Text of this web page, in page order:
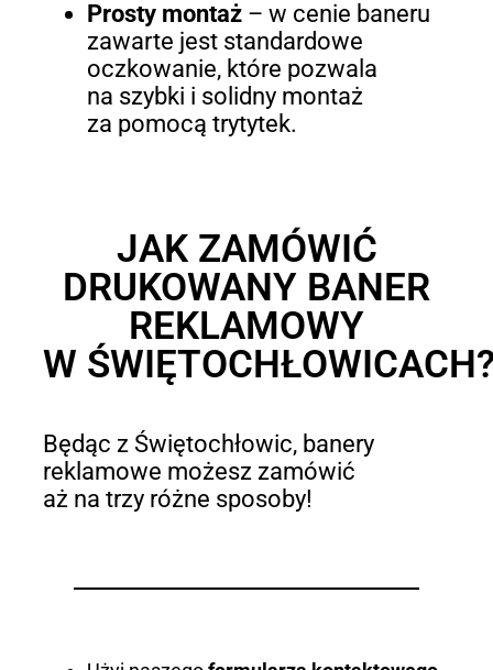
Prosty montaż – w cenie baneru
zawarte jest standardowe
oczkowanie, które pozwala
na szybki i solidny montaż
za pomocą trytytek.
JAK ZAMÓWIĆ
DRUKOWANY BANER
REKLAMOWY
W
Będąc z Świętochłowic, banery
reklamowe możesz zamówić
aż na trzy różne sposoby!